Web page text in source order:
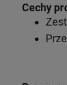
Cechy